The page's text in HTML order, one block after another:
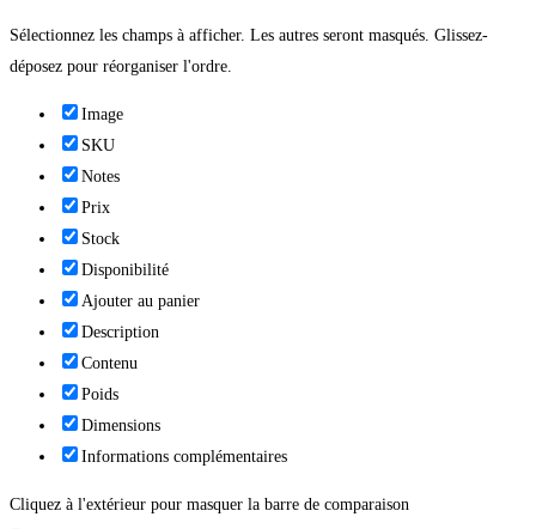
Sélectionnez les champs à afficher. Les autres seront masqués. Glissez-
déposez pour réorganiser l'ordre.
Image
SKU
Notes
Prix
Stock
Disponibilité
Ajouter au panier
Description
Contenu
Poids
Dimensions
Informations complémentaires
Cliquez à l'extérieur pour masquer la barre de comparaison